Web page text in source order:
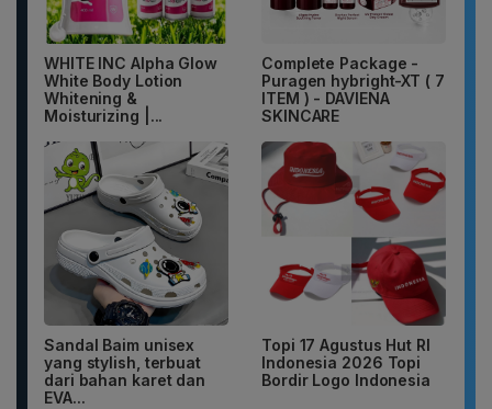
WHITE INC Alpha Glow
White Body Lotion
Whitening &
Moisturizing |...
Complete Package -
Puragen hybright-XT ( 7
ITEM ) - DAVIENA
SKINCARE
Sandal Baim unisex
yang stylish, terbuat
dari bahan karet dan
EVA...
Topi 17 Agustus Hut RI
Indonesia 2026 Topi
Bordir Logo Indonesia